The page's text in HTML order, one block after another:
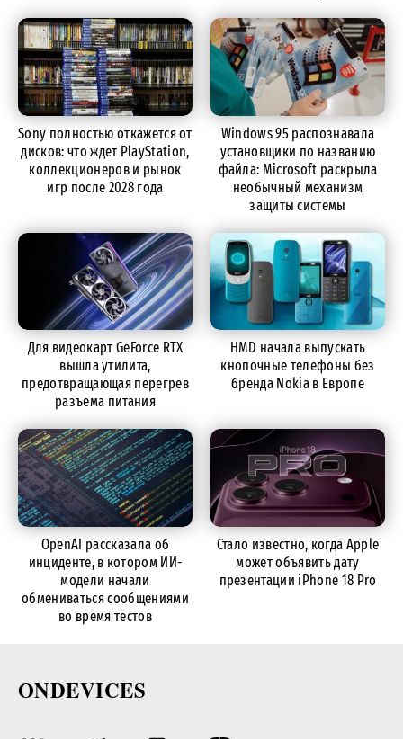
Sony полностью откажется от
дисков: что ждет PlayStation,
коллекционеров и рынок
игр после 2028 года
Windows 95 распознавала
установщики по названию
файла: Microsoft раскрыла
необычный механизм
защиты системы
Для видеокарт GeForce RTX
вышла утилита,
предотвращающая перегрев
разъема питания
HMD начала выпускать
кнопочные телефоны без
бренда Nokia в Европе
OpenAI рассказала об
инциденте, в котором ИИ-
модели начали
обмениваться сообщениями
во время тестов
Стало известно, когда Apple
может объявить дату
презентации iPhone 18 Pro
ONDEVICES